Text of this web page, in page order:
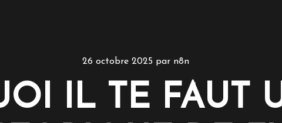
26 octobre 2025 par n8n
IL TE FAUT